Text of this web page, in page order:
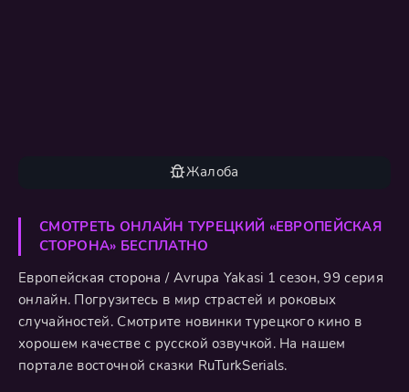
Жалоба
СМОТРЕТЬ ОНЛАЙН ТУРЕЦКИЙ «ЕВРОПЕЙСКАЯ
СТОРОНА» БЕСПЛАТНО
Европейская сторона / Avrupa Yakasi 1 сезон, 99 серия
онлайн. Погрузитесь в мир страстей и роковых
случайностей. Смотрите новинки турецкого кино в
хорошем качестве с русской озвучкой. На нашем
портале восточной сказки RuTurkSerials.